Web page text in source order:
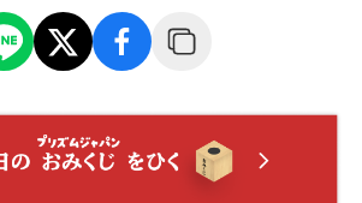
の輪くぐり）｜市指定文化財の大きな
15時からの神事は輪くぐりの列が伸び
ら乗車→神駅到着後に手水→奉幣殿参
片道のみ利用し、復路は石段で景色を
は手すり側を選び、段ごとに歩幅をそ
殿前で姿勢を整え参拝。途中の小休止